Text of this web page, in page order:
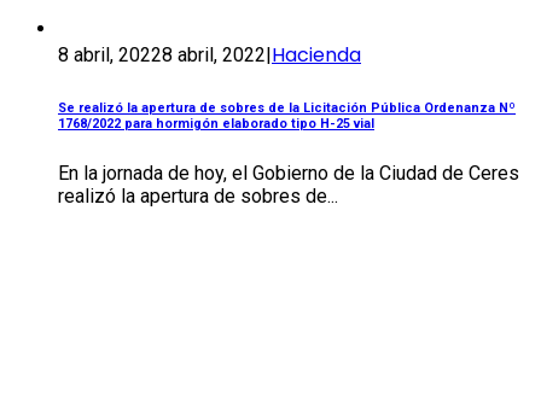
8 abril, 20228 abril, 2022|Hacienda
Se realizó la apertura de sobres de la Licitación Pública Ordenanza Nº
1768/2022 para hormigón elaborado tipo H-25 vial
En la jornada de hoy, el Gobierno de la Ciudad de Ceres
realizó la apertura de sobres de...